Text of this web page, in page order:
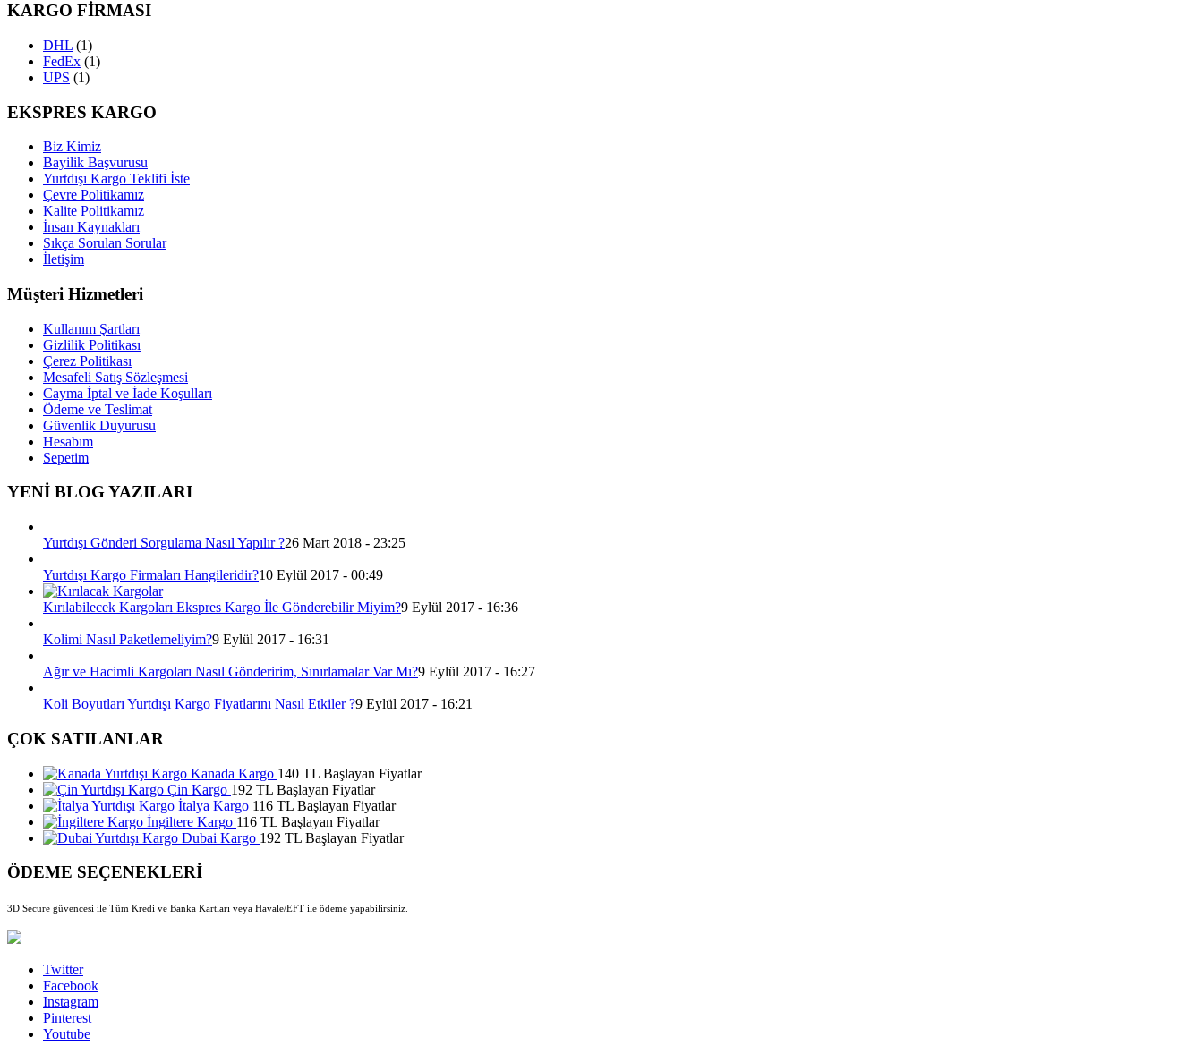
KARGO FİRMASI
DHL (1)
FedEx (1)
UPS (1)
EKSPRES KARGO
Biz Kimiz
Bayilik Başvurusu
Yurtdışı Kargo Teklifi İste
Çevre Politikamız
Kalite Politikamız
İnsan Kaynakları
Sıkça Sorulan Sorular
İletişim
Müşteri Hizmetleri
Kullanım Şartları
Gizlilik Politikası
Çerez Politikası
Mesafeli Satış Sözleşmesi
Cayma İptal ve İade Koşulları
Ödeme ve Teslimat
Güvenlik Duyurusu
Hesabım
Sepetim
YENİ BLOG YAZILARI
Yurtdışı Gönderi Sorgulama Nasıl Yapılır ?26 Mart 2018 - 23:25
Yurtdışı Kargo Firmaları Hangileridir?10 Eylül 2017 - 00:49
Kırılabilecek Kargoları Ekspres Kargo İle Gönderebilir Miyim?9 Eylül 2017 - 16:36
Kolimi Nasıl Paketlemeliyim?9 Eylül 2017 - 16:31
Ağır ve Hacimli Kargoları Nasıl Gönderirim, Sınırlamalar Var Mı?9 Eylül 2017 - 16:27
Koli Boyutları Yurtdışı Kargo Fiyatlarını Nasıl Etkiler ?9 Eylül 2017 - 16:21
ÇOK SATILANLAR
Kanada Kargo 140 TL Başlayan Fiyatlar
Çin Kargo 192 TL Başlayan Fiyatlar
İtalya Kargo 116 TL Başlayan Fiyatlar
İngiltere Kargo 116 TL Başlayan Fiyatlar
Dubai Kargo 192 TL Başlayan Fiyatlar
ÖDEME SEÇENEKLERİ
3D Secure güvencesi ile Tüm Kredi ve Banka Kartları veya Havale/EFT ile ödeme yapabilirsiniz.
Twitter
Facebook
Instagram
Pinterest
Youtube